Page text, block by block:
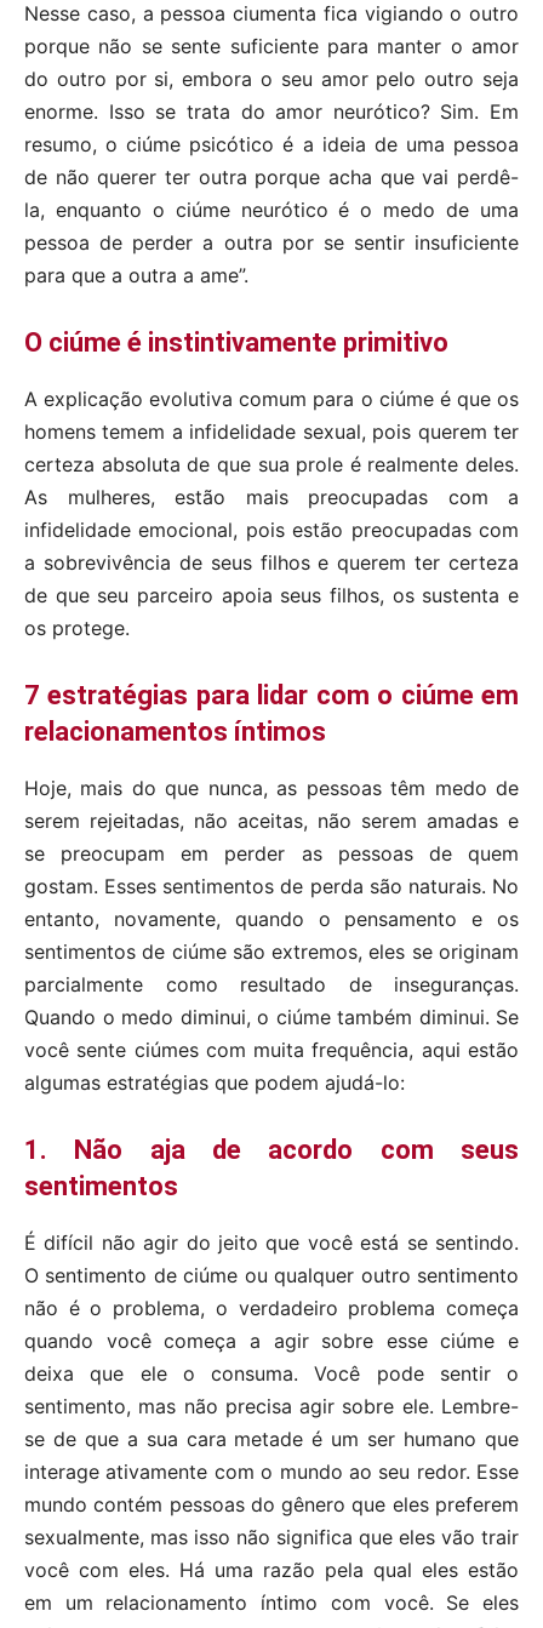
Nesse caso, a pessoa ciumenta fica vigiando o outro
porque não se sente suficiente para manter o amor
do outro por si, embora o seu amor pelo outro seja
enorme. Isso se trata do amor neurótico? Sim. Em
resumo, o ciúme psicótico é a ideia de uma pessoa
de não querer ter outra porque acha que vai perdê-
la, enquanto o ciúme neurótico é o medo de uma
pessoa de perder a outra por se sentir insuficiente
para que a outra a ame”.
O ciúme é instintivamente primitivo
A explicação evolutiva comum para o ciúme é que os
homens temem a infidelidade sexual, pois querem ter
certeza absoluta de que sua prole é realmente deles.
As mulheres, estão mais preocupadas com a
infidelidade emocional, pois estão preocupadas com
a sobrevivência de seus filhos e querem ter certeza
de que seu parceiro apoia seus filhos, os sustenta e
os protege.
7 estratégias para lidar com o ciúme em
relacionamentos íntimos
Hoje, mais do que nunca, as pessoas têm medo de
serem rejeitadas, não aceitas, não serem amadas e
se preocupam em perder as pessoas de quem
gostam. Esses sentimentos de perda são naturais. No
entanto, novamente, quando o pensamento e os
sentimentos de ciúme são extremos, eles se originam
parcialmente como resultado de inseguranças.
Quando o medo diminui, o ciúme também diminui. Se
você sente ciúmes com muita frequência, aqui estão
algumas estratégias que podem ajudá-lo:
1. Não aja de acordo com seus
sentimentos
É difícil não agir do jeito que você está se sentindo.
O sentimento de ciúme ou qualquer outro sentimento
não é o problema, o verdadeiro problema começa
quando você começa a agir sobre esse ciúme e
deixa que ele o consuma. Você pode sentir o
sentimento, mas não precisa agir sobre ele. Lembre-
se de que a sua cara metade é um ser humano que
interage ativamente com o mundo ao seu redor. Esse
mundo contém pessoas do gênero que eles preferem
sexualmente, mas isso não significa que eles vão trair
você com eles. Há uma razão pela qual eles estão
em um relacionamento íntimo com você. Se eles